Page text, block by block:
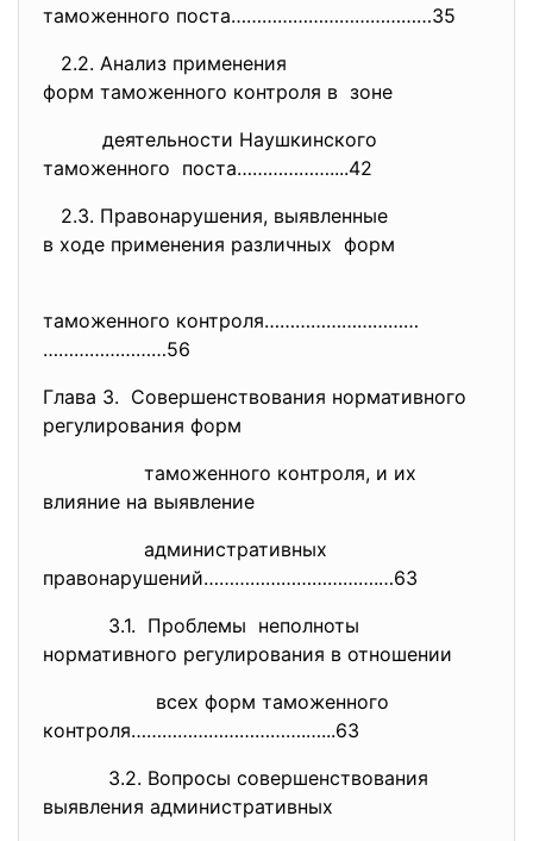
таможенного поста…………………………………35
2.2. Анализ применения
форм таможенного контроля в зоне
деятельности Наушкинского
таможенного поста………………....42
2.3. Правонарушения, выявленные
в ходе применения различных форм
таможенного контроля…………………………
……………………56
Глава 3. Совершенствования нормативного
регулирования форм
таможенного контроля, и их
влияние на выявление
административных
правонарушений…………………………….…63
3.1. Проблемы неполноты
нормативного регулирования в отношении
всех форм таможенного
контроля…………………………….…...63
3.2. Вопросы совершенствования
выявления административных